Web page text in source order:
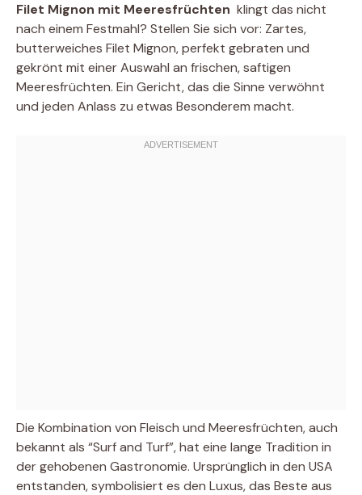
Filet Mignon mit Meeresfrüchten  klingt das nicht
nach einem Festmahl? Stellen Sie sich vor: Zartes,
butterweiches Filet Mignon, perfekt gebraten und
gekrönt mit einer Auswahl an frischen, saftigen
Meeresfrüchten. Ein Gericht, das die Sinne verwöhnt
und jeden Anlass zu etwas Besonderem macht.
Die Kombination von Fleisch und Meeresfrüchten, auch
bekannt als “Surf and Turf”, hat eine lange Tradition in
der gehobenen Gastronomie. Ursprünglich in den USA
entstanden, symbolisiert es den Luxus, das Beste aus